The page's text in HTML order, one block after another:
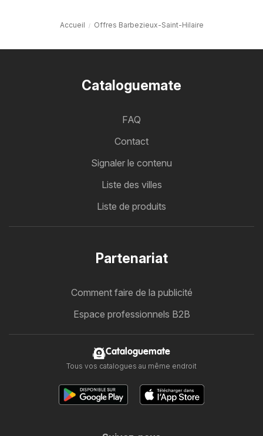
Accueil Offres Barbezieux-Saint-Hilaire
Cataloguemate
FAQ
Contact
Signaler le contenu
Liste des villes
Liste de produits
Partenariat
Comment faire de la publicité
Espace professionnels B2B
Cataloguemate
Tous vos catalogues au même endroit